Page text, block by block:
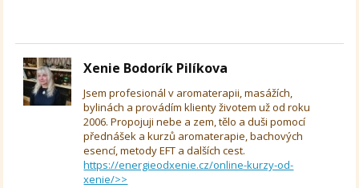
Xenie Bodorík Pilíkova
Jsem profesionál v aromaterapii, masážích,
bylinách a provádím klienty životem už od roku
2006. Propojuji nebe a zem, tělo a duši pomocí
přednášek a kurzů aromaterapie, bachových
esencí, metody EFT a dalších cest.
https://energieodxenie.cz/online-kurzy-od-
xenie/>>